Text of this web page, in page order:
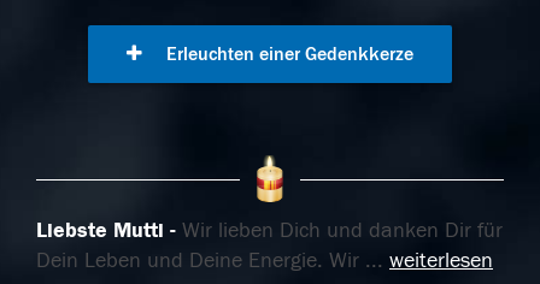
Erleuchten einer Gedenkkerze
Liebste Mutti
Wir lieben Dich und danken Dir für
Dein Leben und Deine Energie. Wir ... weiterlesen